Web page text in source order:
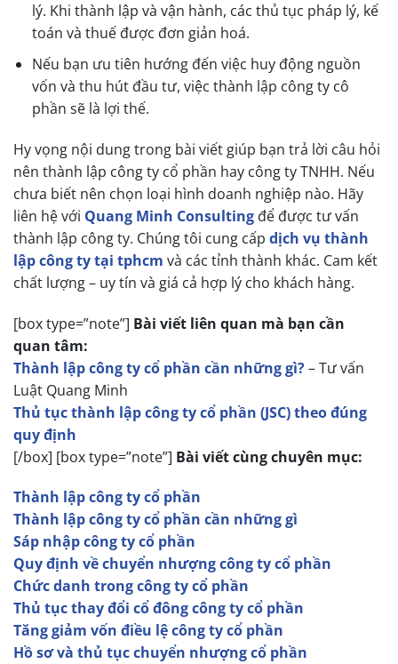
lý. Khi thành lập và vận hành, các thủ tục pháp lý, kế
toán và thuế được đơn giản hoá.
Nếu bạn ưu tiên hướng đến việc huy động nguồn
vốn và thu hút đầu tư, việc thành lập công ty cô
phần sẽ là lợi thế.
Hy vọng nội dung trong bài viết giúp bạn trả lời câu hỏi
nên thành lập công ty cổ phần hay công ty TNHH. Nếu
chưa biết nên chọn loại hình doanh nghiệp nào. Hãy
liên hệ với Quang Minh Consulting để được tư vấn
thành lập công ty. Chúng tôi cung cấp dịch vụ thành
lập công ty tại tphcm và các tỉnh thành khác. Cam kết
chất lượng – uy tín và giá cả hợp lý cho khách hàng.
[box type=”note”] Bài viết liên quan mà bạn cần
quan tâm:
Thành lập công ty cổ phần cần những gì?– Tư vấn
Luật Quang Minh
Thủ tục thành lập công ty cổ phần (JSC) theo đúng
quy định
[/box] [box type=”note”] Bài viết cùng chuyên mục:
Thành lập công ty cổ phần
Thành lập công ty cổ phần cần những gì
Sáp nhập công ty cổ phần
Quy định về chuyển nhượng công ty cổ phần
Chức danh trong công ty cổ phần
Thủ tục thay đổi cổ đông công ty cổ phần
Tăng giảm vốn điều lệ công ty cổ phần
Hồ sơ và thủ tục chuyển nhượng cổ phần